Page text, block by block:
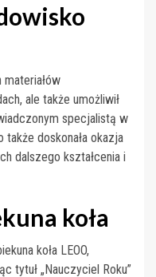
materiałów
ale także umożliwił
specjalistą w
doskonała okazja
dalszego kształcenia i
koła
koła LEOO,
tytuł „Nauczyciel Roku”